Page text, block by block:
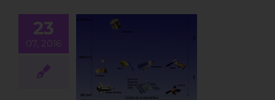
23
07, 2016
sensores